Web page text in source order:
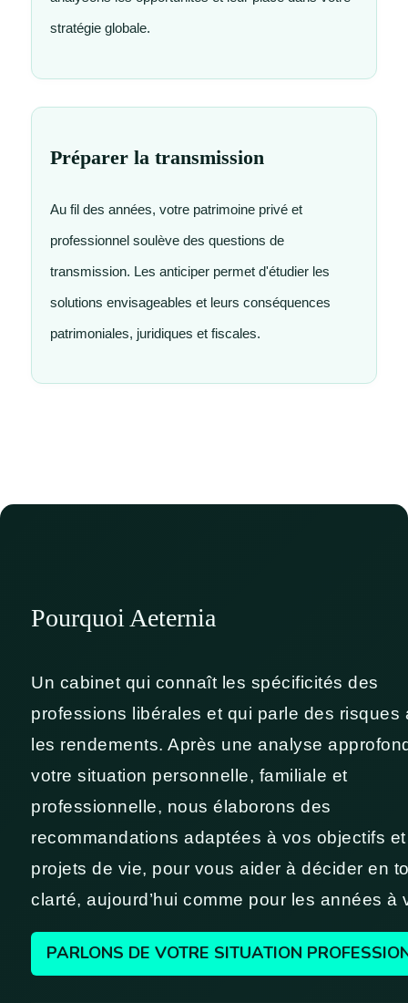
stratégie globale.
Préparer la transmission
Au fil des années, votre patrimoine privé et
professionnel soulève des questions de
transmission. Les anticiper permet d'étudier les
solutions envisageables et leurs conséquences
patrimoniales, juridiques et fiscales.
Pourquoi Aeternia
Un cabinet qui connaît les spécificités des
professions libérales et qui parle des risques
les rendements. Après une analyse
votre situation personnelle, familiale et
professionnelle, nous élaborons des
recommandations adaptées à vos objectifs
projets de vie, pour vous aider à décider en
clarté, aujourd’hui comme pour les années à
PARLONS DE VOTRE SITUATION